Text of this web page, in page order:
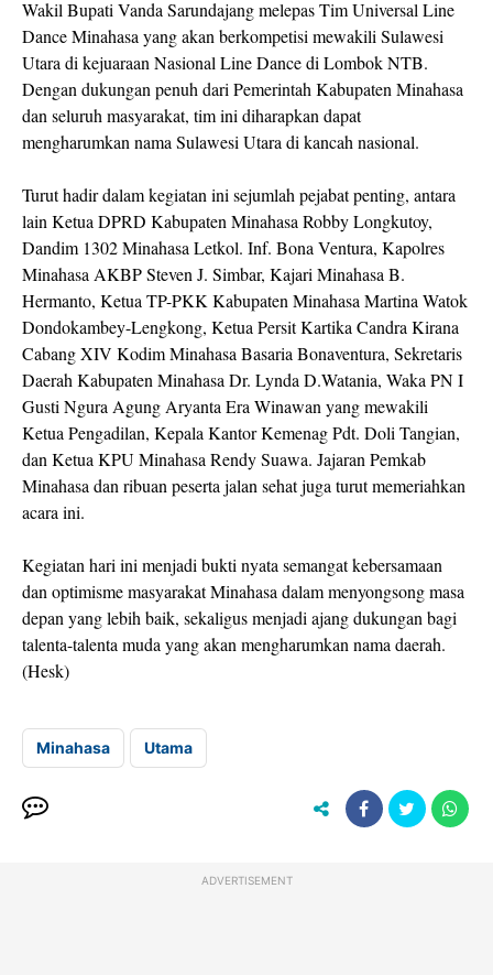
Wakil Bupati Vanda Sarundajang melepas Tim Universal Line
Dance Minahasa yang akan berkompetisi mewakili Sulawesi
Utara di kejuaraan Nasional Line Dance di Lombok NTB.
Dengan dukungan penuh dari Pemerintah Kabupaten Minahasa
dan seluruh masyarakat, tim ini diharapkan dapat
mengharumkan nama Sulawesi Utara di kancah nasional.
Turut hadir dalam kegiatan ini sejumlah pejabat penting, antara
lain Ketua DPRD Kabupaten Minahasa Robby Longkutoy,
Dandim 1302 Minahasa Letkol. Inf. Bona Ventura, Kapolres
Minahasa AKBP Steven J. Simbar, Kajari Minahasa B.
Hermanto, Ketua TP-PKK Kabupaten Minahasa Martina Watok
Dondokambey-Lengkong, Ketua Persit Kartika Candra Kirana
Cabang XIV Kodim Minahasa Basaria Bonaventura, Sekretaris
Daerah Kabupaten Minahasa Dr. Lynda D.Watania, Waka PN I
Gusti Ngura Agung Aryanta Era Winawan yang mewakili
Ketua Pengadilan, Kepala Kantor Kemenag Pdt. Doli Tangian,
dan Ketua KPU Minahasa Rendy Suawa. Jajaran Pemkab
Minahasa dan ribuan peserta jalan sehat juga turut memeriahkan
acara ini.
Kegiatan hari ini menjadi bukti nyata semangat kebersamaan
dan optimisme masyarakat Minahasa dalam menyongsong masa
depan yang lebih baik, sekaligus menjadi ajang dukungan bagi
talenta-talenta muda yang akan mengharumkan nama daerah.
(Hesk)
Minahasa Utama
ADVERTISEMENT